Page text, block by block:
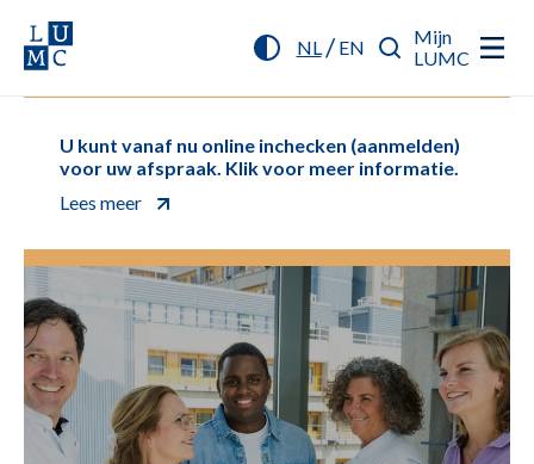
NL/ EN
Mijn
LUMC
U kunt vanaf nu online inchecken (aanmelden)
voor uw afspraak. Klik voor meer informatie.
Lees meer